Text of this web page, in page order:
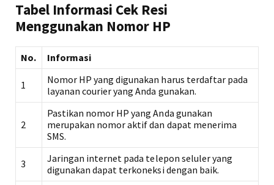
Tabel Informasi Cek Resi
Menggunakan Nomor HP
No. Informasi
1
Nomor HP yang digunakan harus terdaftar pada
layanan courier yang Anda gunakan.
2
Pastikan nomor HP yang Anda gunakan
merupakan nomor aktif dan dapat menerima
SMS.
3
Jaringan internet pada telepon seluler yang
digunakan dapat terkoneksi dengan baik.